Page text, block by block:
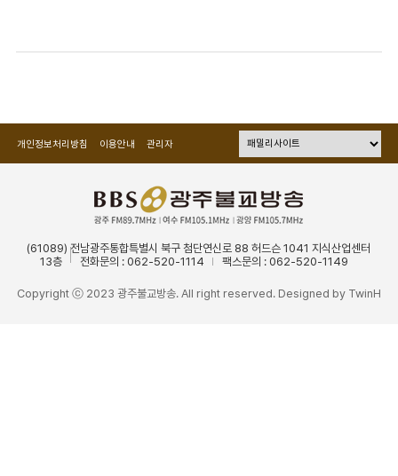
개인정보처리방침 이용안내 관리자
(61089) 전남광주통합특별시 북구 첨단연신로 88 허드슨 1041 지식산업센터
13층
전화문의 : 062-520-1114 팩스문의 : 062-520-1149
Copyright ⓒ 2023 광주불교방송. All right reserved. Designed by TwinH